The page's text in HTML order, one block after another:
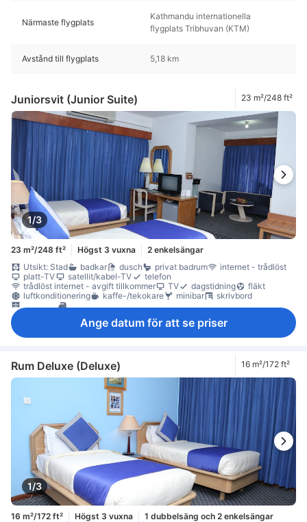
Närmaste flygplats
Kathmandu internationella
flygplats Tribhuvan (KTM)
Avstånd till flygplats 5,18 km
Juniorsvit (Junior Suite) 23 m²/248 ft²
1/3
23 m²/248 ft² Högst 3 vuxna
2 enkelsängar
Utsikt: Stad
badkar dusch privat badrum
internet - trådlöst
platt-TV
satellit/kabel-TV
telefon
trådlöst internet - avgift tillkommer
TV dagstidning
fläkt
luftkonditionering
kaffe-/tekokare minibar
skrivbord
garderob
möjlighet att stryka kläder
Ange datum för att se priser
Rum Deluxe (Deluxe) 16 m²/172 ft²
1/3
16 m²/172 ft² Högst 3 vuxna
1 dubbelsäng och 2 enkelsängar